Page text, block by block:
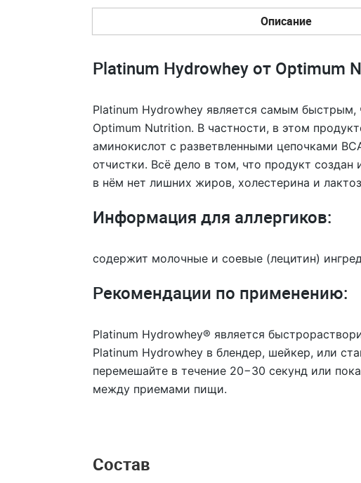
Описание
Platinum Hydrowhey от Optimum
Platinum Hydrowhey является самым
Optimum Nutrition. В частности, в этом
аминокислот с разветвленными цепочками
отчистки. Всё дело в том, что продукт
в нём нет лишних жиров, холестерина и
Информация для аллергиков:
содержит молочные и соевые (лецитин)
Рекомендации по применению:
Platinum Hydrowhey® является
Platinum Hydrowhey в блендер, шейкер, или
перемешайте в течение 20−30 секунд или
между приемами пищи.
Состав